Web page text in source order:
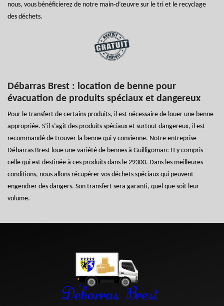
nous, vous bénéficierez de notre main-d’œuvre sur le tri et le recyclage
des déchets.
Débarras Brest : location de benne pour
évacuation de produits spéciaux et dangereux
Pour le transfert de certains produits, il est nécessaire de louer une benne
appropriée. S’il s’agit des produits spéciaux et surtout dangereux, il est
recommandé de trouver la benne qui y convienne. Notre entreprise
Débarras Brest loue une variété de bennes à Guilligomarc H y compris
celle qui est destinée à ces produits dans le 29300. Dans les meilleures
conditions, nous allons récupérer vos déchets spéciaux qui peuvent
engendrer des dangers. Son transfert sera garanti, quel que soit leur
volume.